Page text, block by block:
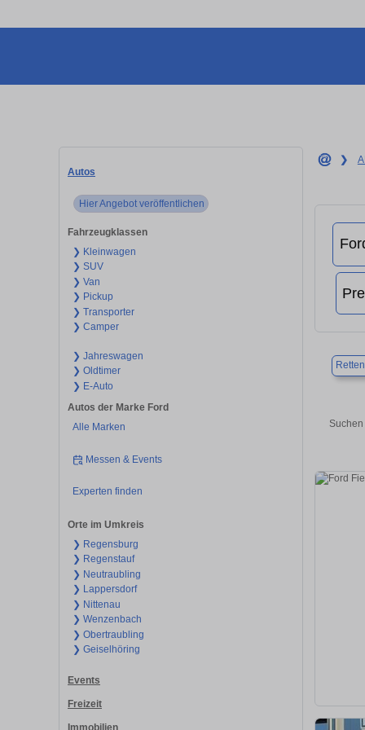
Autos
Hier Angebot veröffentlichen
Fahrzeugklassen
❯ Kleinwagen
❯ SUV
❯ Van
❯ Pickup
❯ Transporter
❯ Camper
❯ Jahreswagen
❯ Oldtimer
❯ E-Auto
Autos der Marke Ford
Alle Marken
Messen & Events
Experten finden
Orte im Umkreis
❯ Regensburg
❯ Regenstauf
❯ Neutraubling
❯ Lappersdorf
❯ Nittenau
❯ Wenzenbach
❯ Obertraubling
❯ Geiselhöring
Events
Freizeit
Immobilien
❯